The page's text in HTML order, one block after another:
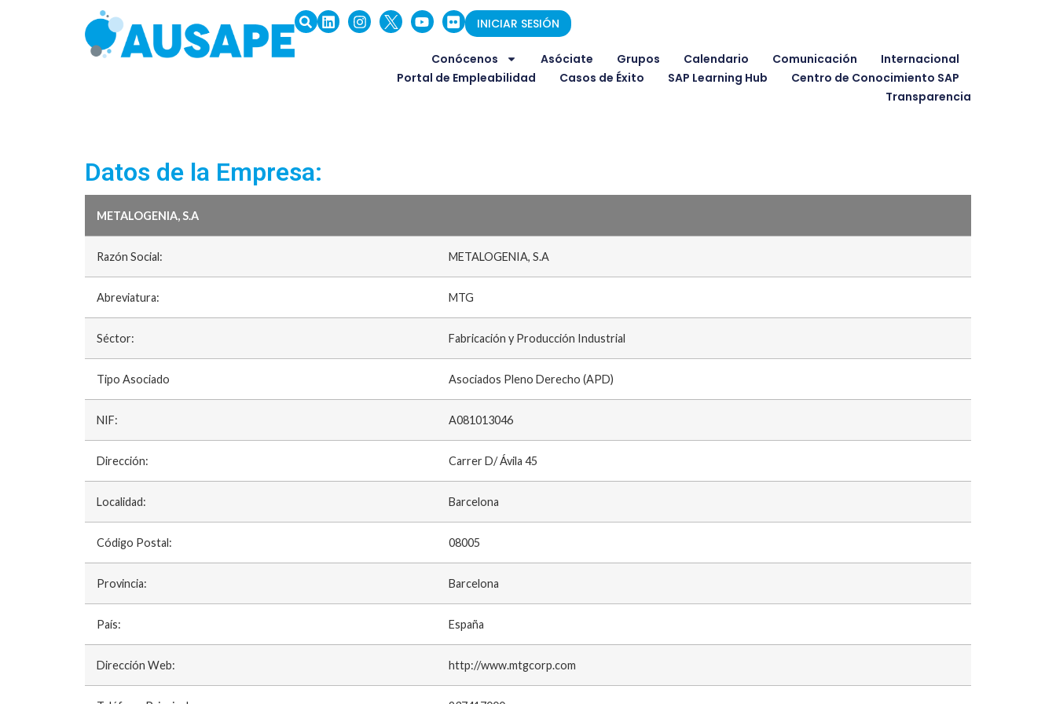
INICIAR SESIÓN
Conócenos Asóciate Grupos Calendario Comunicación
Internacional
Portal de Empleabilidad
Casos de Éxito SAP Learning Hub
Centro de Conocimiento SAP
Transparencia
Datos de la Empresa:
METALOGENIA, S.A
Razón Social: METALOGENIA, S.A
Abreviatura: MTG
Séctor: Fabricación y Producción Industrial
Tipo Asociado Asociados Pleno Derecho (APD)
NIF: A081013046
Dirección: Carrer D/ Ávila 45
Localidad: Barcelona
Código Postal: 08005
Provincia: Barcelona
País: España
Dirección Web: http://www.mtgcorp.com